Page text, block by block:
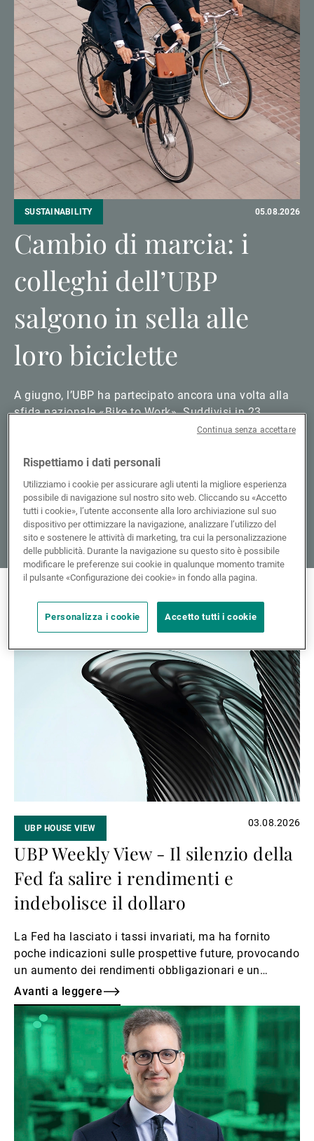
Gestori patrimoniali indipendenti
Novità e approfondimenti
Contatto
SUSTAINABILITY 05.08.2026
Cambio di marcia: i
colleghi dell’UBP
salgono in sella alle
loro biciclette
A giugno, l’UBP ha partecipato ancora una volta alla
sfida nazionale «Bike to Work». Suddivisi in 23
squadre, gli 88 partecipanti hanno pedalato con
chilometri.
Avanti a leggere
Più notizie
Avanti
UBP HOUSE VIEW 03.08.2026
UBP Weekly View - Il silenzio della
Fed fa salire i rendimenti e
indebolisce il dollaro
La Fed ha lasciato i tassi invariati, ma ha fornito
poche indicazioni sulle prospettive future, provocando
un aumento dei rendimenti obbligazionari e un
indebolimento del dollaro.
Avanti a leggere
Avanti
leggere
Rispettiamo i dati personali
Utilizziamo i cookie per assicurare agli utenti la migliore esperienza
possibile di navigazione sul nostro sito web. Cliccando su «Accetto
tutti i cookie», l’utente acconsente alla loro archiviazione sul suo
dispositivo per ottimizzare la navigazione, analizzare l’utilizzo del
sito e sostenere le attività di marketing, tra cui la personalizzazione
delle pubblicità. Durante la navigazione su questo sito è possibile
modificare le preferenze sui cookie in qualunque momento tramite
il pulsante «Configurazione dei cookie» in fondo alla pagina.
Personalizza i cookie Accetto tutti i cookie
Continua senza accettare